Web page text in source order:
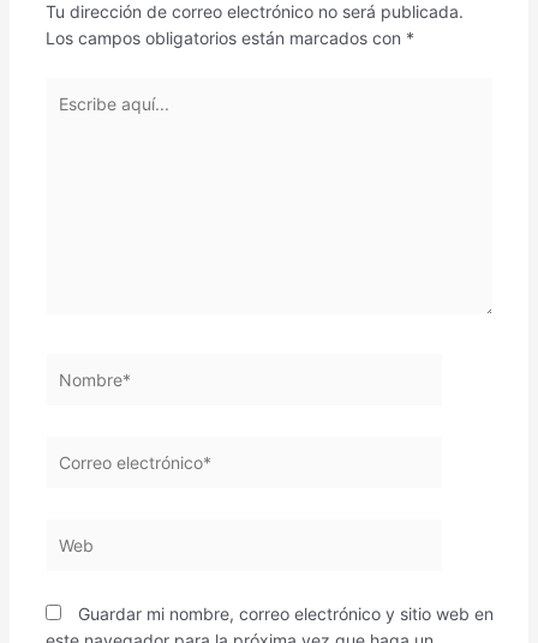
Tu dirección de correo electrónico no será publicada.
Los campos obligatorios están marcados con *
aquí...
electrónico*
Guardar mi nombre, correo electrónico y sitio web en